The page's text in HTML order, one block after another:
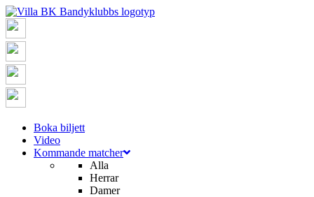
Boka biljett
Video
Kommande matcher
Alla
Herrar
Damer